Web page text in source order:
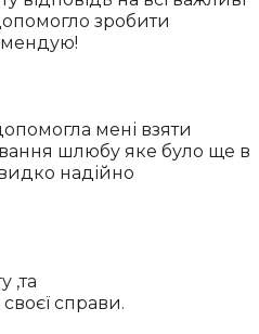
зробити
мені взяти
шлюбу яке було ще в
надійно
,та
справи.